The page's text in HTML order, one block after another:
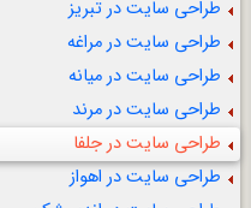
طراحی سایت در تبریز
طراحی سایت در مراغه
طراحی سایت در میانه
طراحی سایت در مرند
طراحی سایت در جلفا
طراحی سایت در اهواز